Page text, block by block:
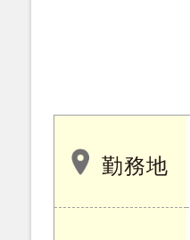
勤務地